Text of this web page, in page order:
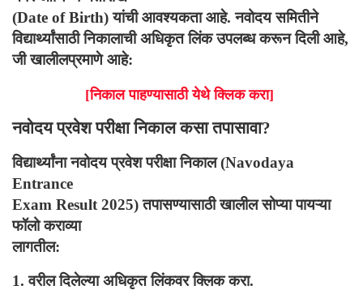
(Date of Birth)यांची आवश्यकता आहे. नवोदय समितीने
विद्यार्थ्यांसाठी निकालाची अधिकृत लिंक उपलब्ध करून दिली आहे,
जी खालीलप्रमाणे आहे:
[निकाल पाहण्यासाठी येथे क्लिक करा]
नवोदय प्रवेश परीक्षा निकाल कसा तपासावा?
विद्यार्थ्यांना नवोदय प्रवेश परीक्षा निकाल (Navodaya
Entrance
Exam Result 2025)तपासण्यासाठी खालील सोप्या पायऱ्या
फॉलो कराव्या
लागतील:
1.वरील दिलेल्या अधिकृत लिंकवर क्लिक करा.